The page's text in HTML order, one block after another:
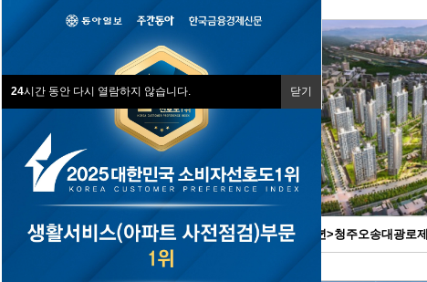
24시간 동안 다시 열람하지 않습니다. 닫기
<2024년>청주오송대광로